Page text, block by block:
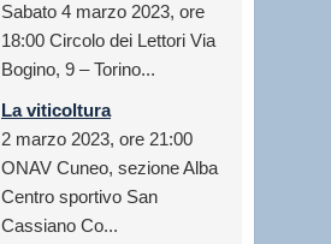
Sabato 4 marzo 2023, ore
18:00 Circolo dei Lettori Via
Bogino, 9 – Torino...
La viticoltura
2 marzo 2023, ore 21:00
ONAV Cuneo, sezione Alba
Centro sportivo San
Cassiano Co...